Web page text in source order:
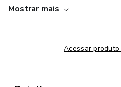
conta até como começar a
O que você receberá?:
Mostrar mais
Acessar